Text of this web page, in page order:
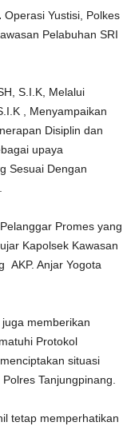
Operasi Yustisi, Polkes
Pelabuhan SRI
S.I.K, Melalui
, Menyampaikan
Disiplin dan
upaya
Sesuai Dengan
Promes yang
Kapolsek Kawasan
AKP. Anjar Yogota
memberikan
Protokol
situasi
Tanjungpinang.
tetap memperhatikan